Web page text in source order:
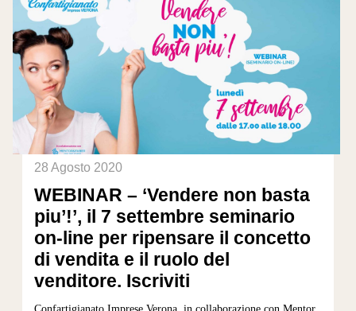
28 Agosto 2020
WEBINAR – ‘Vendere non basta
piu’!’, il 7 settembre seminario
on-line per ripensare il concetto
di vendita e il ruolo del
venditore. Iscriviti
Confartigianato Imprese Verona, in collaborazione con Mentor